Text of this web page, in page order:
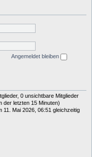
Angemeldet bleiben
0 unsichtbare Mitglieder
der letzten 15 Minuten)
11. Mai 2026, 06:51 gleichzeitig